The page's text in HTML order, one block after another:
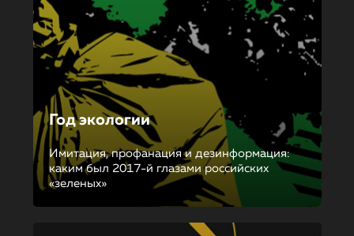
Год экологии
Имитация, профанация и дезинформация:
каким был 2017-й глазами российских
«зеленых»